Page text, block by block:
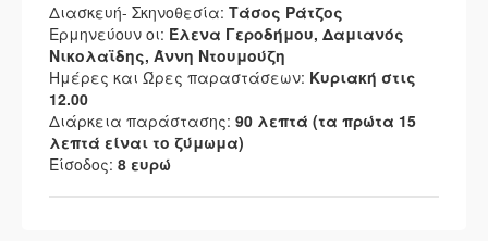
Διασκευή- Σκηνοθεσία: Τάσος Ράτζος
Ερμηνεύουν οι: Έλενα Γεροδήμου, Δαμιανός
Νικολαϊδης, Άννη Ντουμούζη
Ημέρες και Ώρες παραστάσεων: Κυριακή στις
12.00
Διάρκεια παράστασης: 90 λεπτά (τα πρώτα 15
λεπτά είναι το ζύμωμα)
Είσοδος: 8 ευρώ